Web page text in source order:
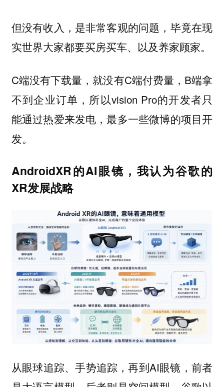
但没有收入，是非常客观的问题，毕竟在现
实世界大家都要买房买车、以及养家顾家。
C端没有下载量，就没有C端付费量，B端拿
不到企业订单，所以vision Pro的开发者只
能通过热爱来发电，最多一些微博的项目开
发。
AndroidXR的AI眼镜，我认为谷歌的
XR发展战略
从眼球追踪、手势追踪，再到AI眼镜，前者